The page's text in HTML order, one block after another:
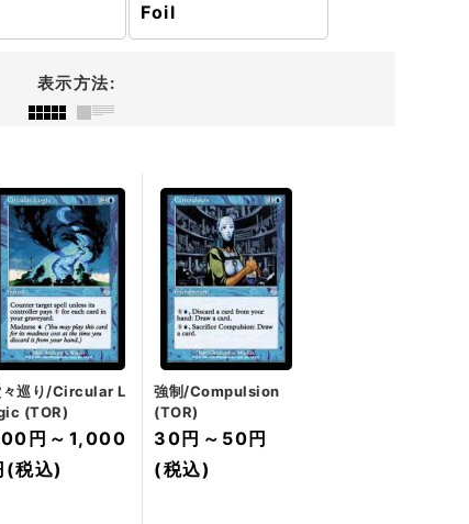
Foil
表示方法:
々巡り/Circular L
(TOR)
円 ～ 1,000
(税込)
強制/Compulsion
(TOR)
30円 ～ 50円
(税込)